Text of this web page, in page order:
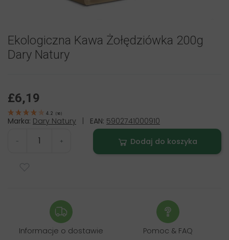
Ekologiczna Kawa Żołędziówka 200g
Dary Natury
£6,19
4.2 (16)
Marka: Dary Natury | EAN: 5902741000910
- + Dodaj do koszyka
Informacje o dostawie Pomoc & FAQ